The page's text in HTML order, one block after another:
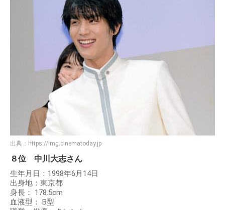
出典： https://img.cinematoday.jp
８位 中川大志さん
生年月日：1998年6月14日
出身地：東京都
身長： 178.5cm
血液型： B型